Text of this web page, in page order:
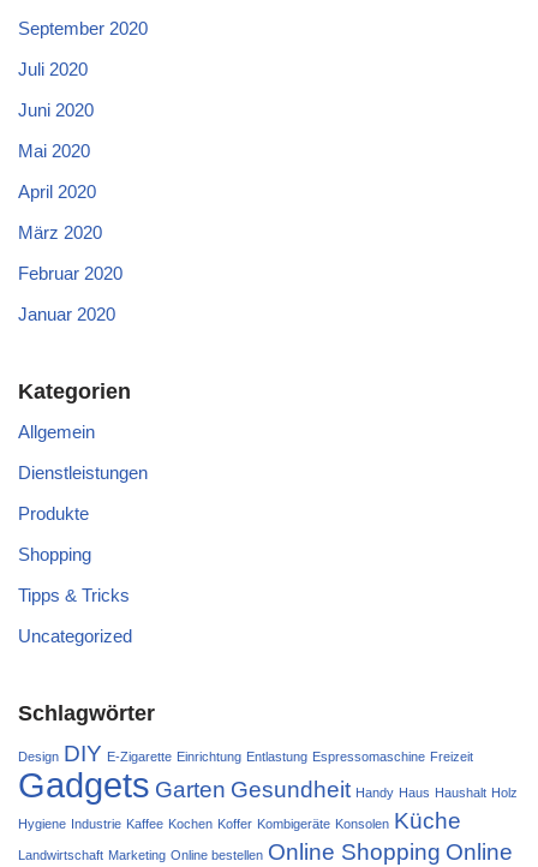
September 2020
Juli 2020
Juni 2020
Mai 2020
April 2020
März 2020
Februar 2020
Januar 2020
Kategorien
Allgemein
Dienstleistungen
Produkte
Shopping
Tipps & Tricks
Uncategorized
Schlagwörter
Design DIY E-Zigarette Einrichtung Entlastung Espressomaschine Freizeit
Gadgets Garten Gesundheit Handy Haus Haushalt Holz
Hygiene Industrie Kaffee Kochen Koffer Kombigeräte Konsolen Küche
Landwirtschaft Marketing Online bestellen Online Shopping Online